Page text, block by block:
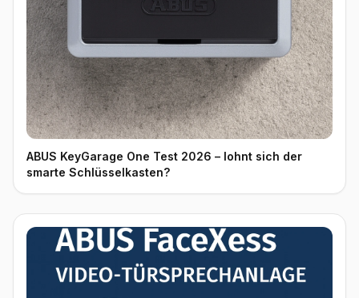
ABUS KeyGarage One Test 2026 – lohnt sich der
smarte Schlüsselkasten?